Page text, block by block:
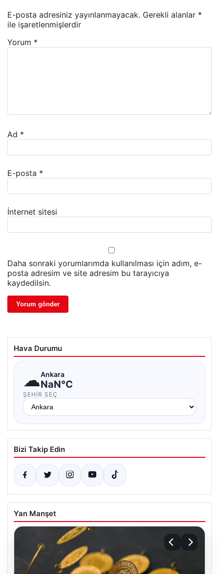
E-posta adresiniz yayınlanmayacak. Gerekli alanlar *
ile işaretlenmişlerdir
Yorum *
Ad *
E-posta *
İnternet sitesi
Daha sonraki yorumlarımda kullanılması için adım, e-
posta adresim ve site adresim bu tarayıcıya
kaydedilsin.
Hava Durumu
☁Ankara
NaN°C
ŞEHIR SEÇ
Bizi Takip Edin
Yan Manşet